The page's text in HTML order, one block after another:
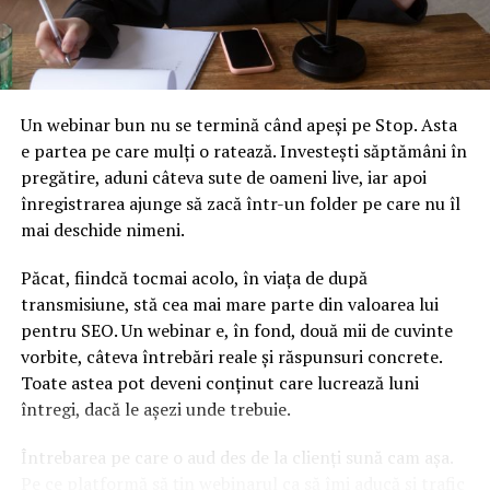
valoare de 194,98 milioane de euro, în primele opt luni
din 2018, la 102.851 tone şi 221,07 milioane de euro
cheltuiţi pe aceste produse în ianuarie-august 2019.,
potrivit Agerpres.
ARTICOLE PE ACEIASI TEMA:
URMATORUL
Financial report Copilăria: Totul se joacă în primele
1.000 de zile. Turbulența politică din Germania: poate
referendum pentru unitatea irlandeză – Finante & Banci
NU RATATI
Afacerile germane resimt efectele tensiunilor
comerciale dintre SUA și China – Companii
Un webinar bun nu se termină când apeși pe Stop. Asta
e partea pe care mulți o ratează. Investești săptămâni în
pregătire, aduni câteva sute de oameni live, iar apoi
înregistrarea ajunge să zacă într-un folder pe care nu îl
mai deschide nimeni.
Păcat, fiindcă tocmai acolo, în viața de după
transmisiune, stă cea mai mare parte din valoarea lui
pentru SEO. Un webinar e, în fond, două mii de cuvinte
vorbite, câteva întrebări reale și răspunsuri concrete.
Toate astea pot deveni conținut care lucrează luni
întregi, dacă le așezi unde trebuie.
Întrebarea pe care o aud des de la clienți sună cam așa.